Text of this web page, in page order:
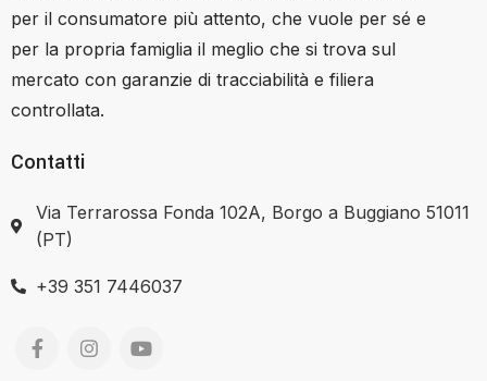
per il consumatore più attento, che vuole per sé e
per la propria famiglia il meglio che si trova sul
mercato con garanzie di tracciabilità e filiera
controllata.
Contatti
Via Terrarossa Fonda 102A, Borgo a Buggiano 51011
(PT)
+39 351 7446037